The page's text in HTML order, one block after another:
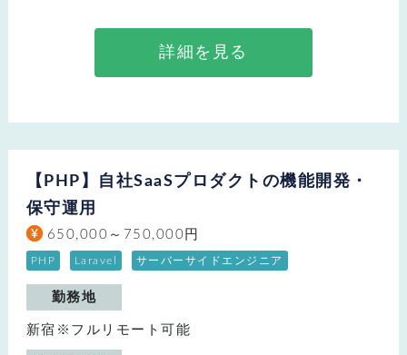
詳細を見る
【PHP】自社SaaSプロダクトの機能開発・
保守運用
650,000～750,000円
PHP Laravel サーバーサイドエンジニア
勤務地
新宿※フルリモート可能